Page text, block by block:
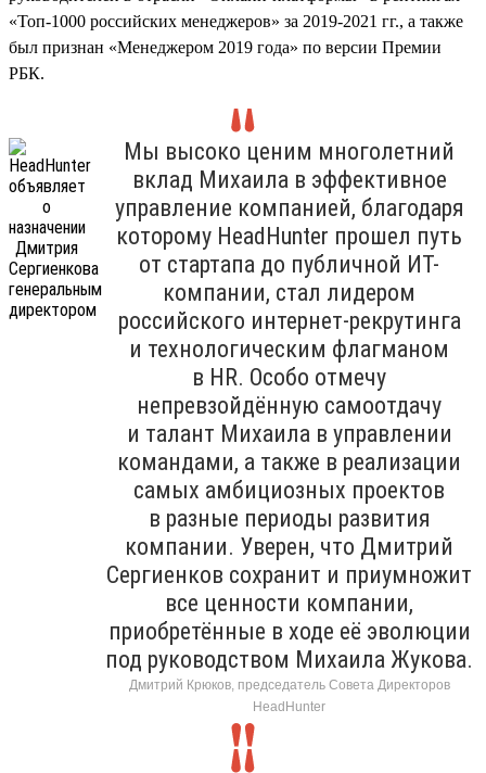
«Топ-1000 российских менеджеров» за 2019-2021 гг., а также
был признан «Менеджером 2019 года» по версии Премии
РБК.
Мы высоко ценим многолетний
вклад Михаила в эффективное
управление компанией, благодаря
которому HeadHunter прошел путь
от стартапа до публичной ИТ-
компании, стал лидером
российского интернет-рекрутинга
и технологическим флагманом
в HR. Особо отмечу
непревзойдённую самоотдачу
и талант Михаила в управлении
командами, а также в реализации
самых амбициозных проектов
в разные периоды развития
компании. Уверен, что Дмитрий
Сергиенков сохранит и приумножит
все ценности компании,
приобретённые в ходе её эволюции
под руководством Михаила Жукова.
Дмитрий Крюков, председатель Совета Директоров
HeadHunter